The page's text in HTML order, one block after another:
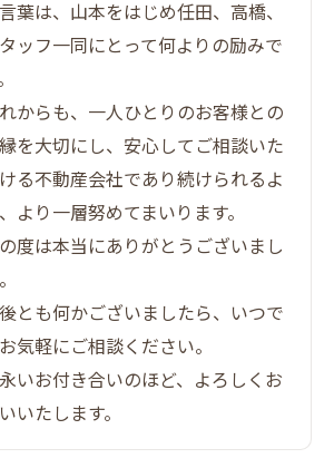
ブルを未然に防ぐための対策術
主双方が安心できる理由を解説
でも売却を諦めない方法とは
済中のプレミアム不動産売却手順
ンの家も売却できる仕組みを解説
から住み替えまでの実践ポイント
消の流れと注意点を知ろう
の立て直しを成功させるコツ
の資産価値最大化のための極意
リアで資産価値を高める戦略一覧
ム不動産売却で差がつく理由
葉は、山本をはじめ任田、高橋、
ッフ一同にとって何よりの励みで
からも、一人ひとりのお客様との
を大切にし、安心してご相談いた
る不動産会社であり続けられるよ
より一層努めてまいります。
度は本当にありがとうございまし
とも何かございましたら、いつで
気軽にご相談ください。
いお付き合いのほど、よろしくお
いたします。